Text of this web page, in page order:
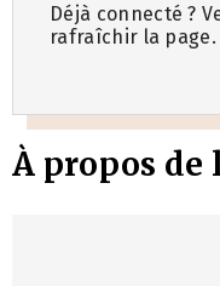
Déjà connecté ?
rafraîchir la page.
À propos de